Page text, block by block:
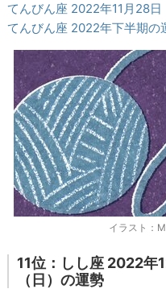
てんびん座 2022年11月28
てんびん座 2022年下半期の
イラスト：
11位：しし座 2022年
（日）の運勢